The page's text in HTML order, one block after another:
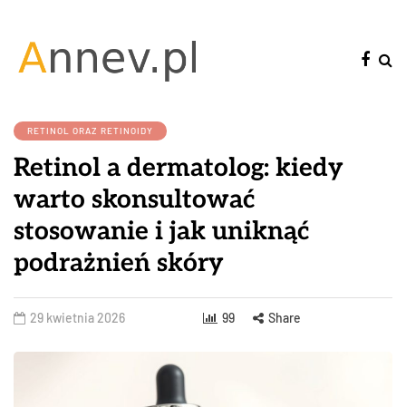
RETINOL ORAZ RETINOIDY
Retinol a dermatolog: kiedy
warto skonsultować
stosowanie i jak uniknąć
podrażnień skóry
29 kwietnia 2026 99 Share